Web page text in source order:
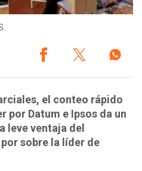
el conteo rápido
por Datum e Ipsos da un
leve ventaja del
sobre la líder de